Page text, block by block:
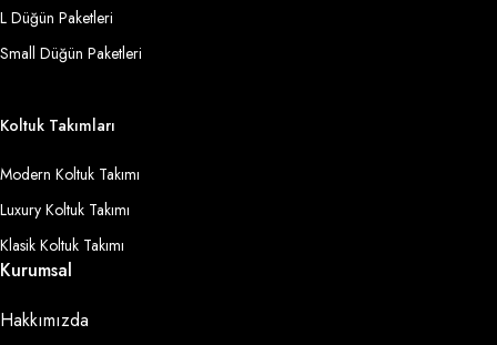
L Düğün Paketleri
Small Düğün Paketleri
Koltuk Takımları
Modern Koltuk Takımı
Luxury Koltuk Takımı
Klasik Koltuk Takımı
Kurumsal
Hakkımızda